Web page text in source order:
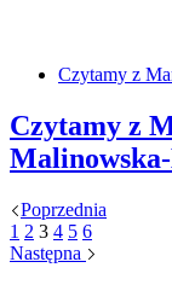
Czytamy z
Czytamy z
Poprzednia
1 2 3 4 5 6
Następna